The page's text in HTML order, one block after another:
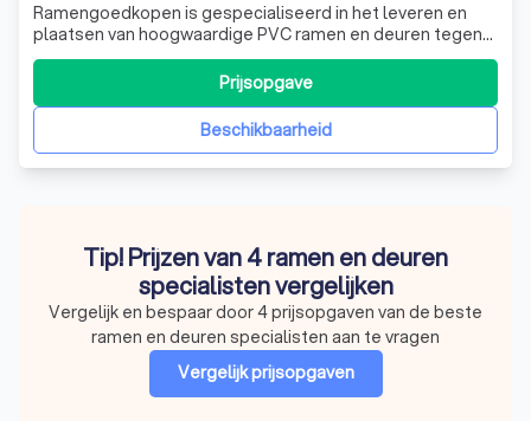
Ramengoedkopen is gespecialiseerd in het leveren en
plaatsen van hoogwaardige PVC ramen en deuren tegen
zeer scherpe prijzen. De gevel is ook beschikbaar. Waar
Beschikbaarheid
Prijsopgave
Tip! Prijzen van 4 ramen en deuren
specialisten vergelijken
Vergelijk en bespaar door 4 prijsopgaven van de beste
ramen en deuren specialisten aan te vragen
Vergelijk prijsopgaven